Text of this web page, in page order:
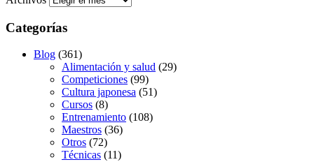
Categorías
Blog (361)
Alimentación y salud (29)
Competiciones (99)
Cultura japonesa (51)
Cursos (8)
Entrenamiento (108)
Maestros (36)
Otros (72)
Técnicas (11)